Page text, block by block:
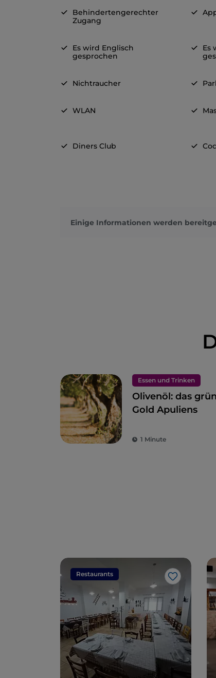
Behindertengerechter
Zugang
Es wird Englisch
gesprochen
Es
Nichtraucher
WLAN
Diners Club
Einige Informationen werden
Essen und Trinken
Olivenöl: das
Gold Apuliens
1 Minute
Restaurants
Like